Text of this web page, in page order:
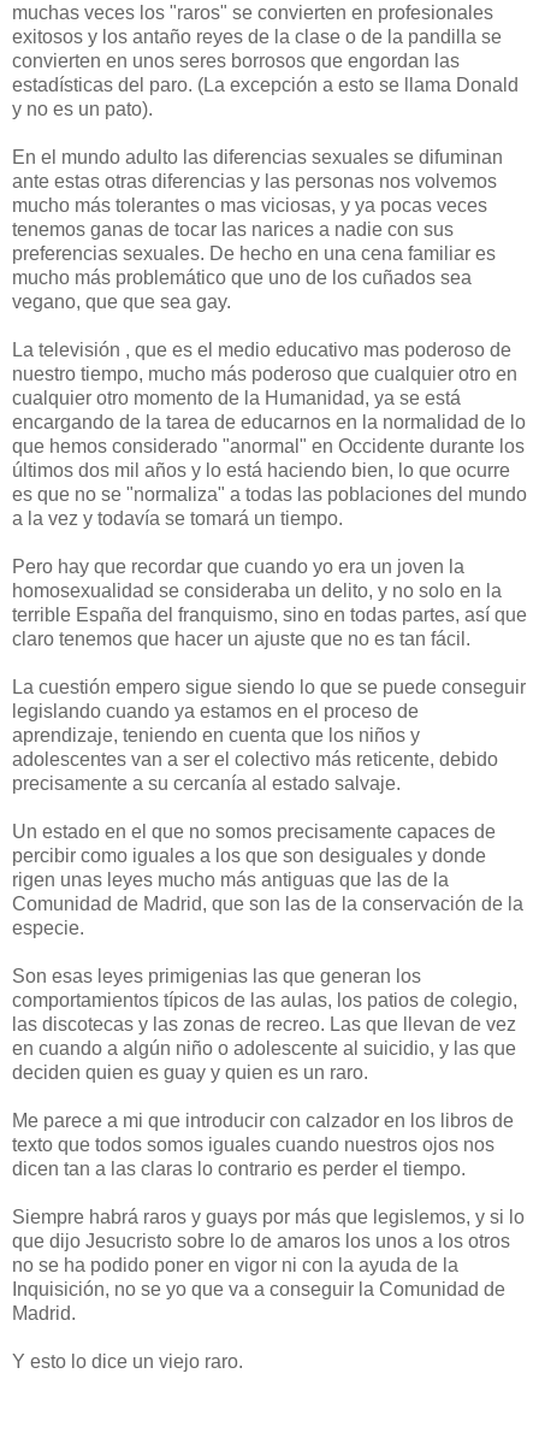
muchas veces los "raros" se convierten en profesionales
exitosos y los antaño reyes de la clase o de la pandilla se
convierten en unos seres borrosos que engordan las
estadísticas del paro. (La excepción a esto se llama Donald
y no es un pato).
En el mundo adulto las diferencias sexuales se difuminan
ante estas otras diferencias y las personas nos volvemos
mucho más tolerantes o mas viciosas, y ya pocas veces
tenemos ganas de tocar las narices a nadie con sus
preferencias sexuales. De hecho en una cena familiar es
mucho más problemático que uno de los cuñados sea
vegano, que que sea gay.
La televisión , que es el medio educativo mas poderoso de
nuestro tiempo, mucho más poderoso que cualquier otro en
cualquier otro momento de la Humanidad, ya se está
encargando de la tarea de educarnos en la normalidad de lo
que hemos considerado "anormal" en Occidente durante los
últimos dos mil años y lo está haciendo bien, lo que ocurre
es que no se "normaliza" a todas las poblaciones del mundo
a la vez y todavía se tomará un tiempo.
Pero hay que recordar que cuando yo era un joven la
homosexualidad se consideraba un delito, y no solo en la
terrible España del franquismo, sino en todas partes, así que
claro tenemos que hacer un ajuste que no es tan fácil.
La cuestión empero sigue siendo lo que se puede conseguir
legislando cuando ya estamos en el proceso de
aprendizaje, teniendo en cuenta que los niños y
adolescentes van a ser el colectivo más reticente, debido
precisamente a su cercanía al estado salvaje.
Un estado en el que no somos precisamente capaces de
percibir como iguales a los que son desiguales y donde
rigen unas leyes mucho más antiguas que las de la
Comunidad de Madrid, que son las de la conservación de la
especie.
Son esas leyes primigenias las que generan los
comportamientos típicos de las aulas, los patios de colegio,
las discotecas y las zonas de recreo. Las que llevan de vez
en cuando a algún niño o adolescente al suicidio, y las que
deciden quien es guay y quien es un raro.
Me parece a mi que introducir con calzador en los libros de
texto que todos somos iguales cuando nuestros ojos nos
dicen tan a las claras lo contrario es perder el tiempo.
Siempre habrá raros y guays por más que legislemos, y si lo
que dijo Jesucristo sobre lo de amaros los unos a los otros
no se ha podido poner en vigor ni con la ayuda de la
Inquisición, no se yo que va a conseguir la Comunidad de
Madrid.
Y esto lo dice un viejo raro.